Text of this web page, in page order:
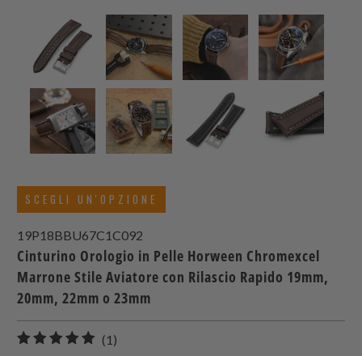
SCEGLI UN'OPZIONE
19P18BBU67C1C092
Cinturino Orologio in Pelle Horween Chromexcel
Marrone Stile Aviatore con Rilascio Rapido 19mm,
20mm, 22mm o 23mm
(1)